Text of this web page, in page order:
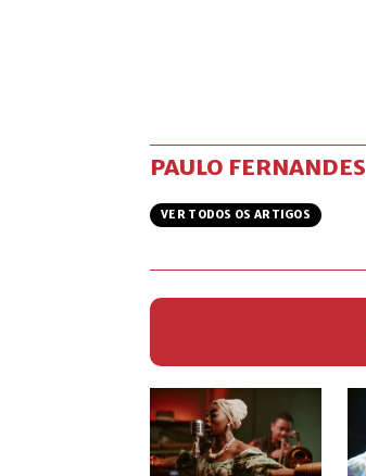
PAULO FERNANDES
VER TODOS OS ARTIGOS